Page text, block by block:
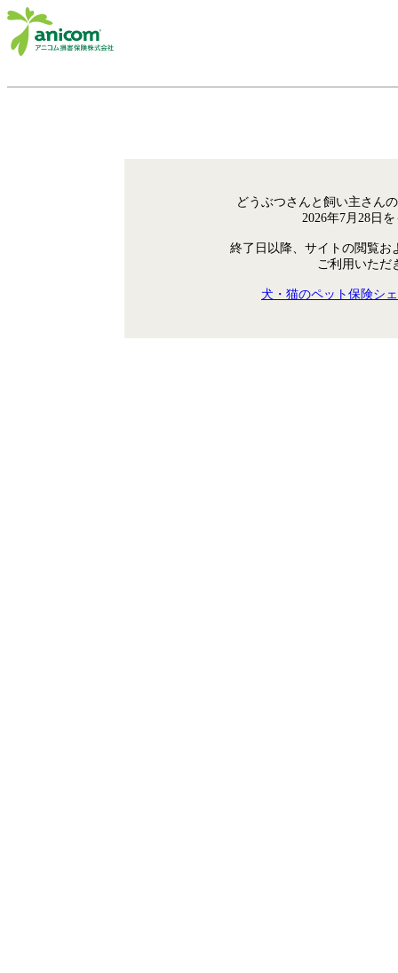
どうぶつさんと飼い主さん
2026年7月28日
終了日以降、サイトの閲覧お
ご利用いただ
犬・猫のペット保険シ